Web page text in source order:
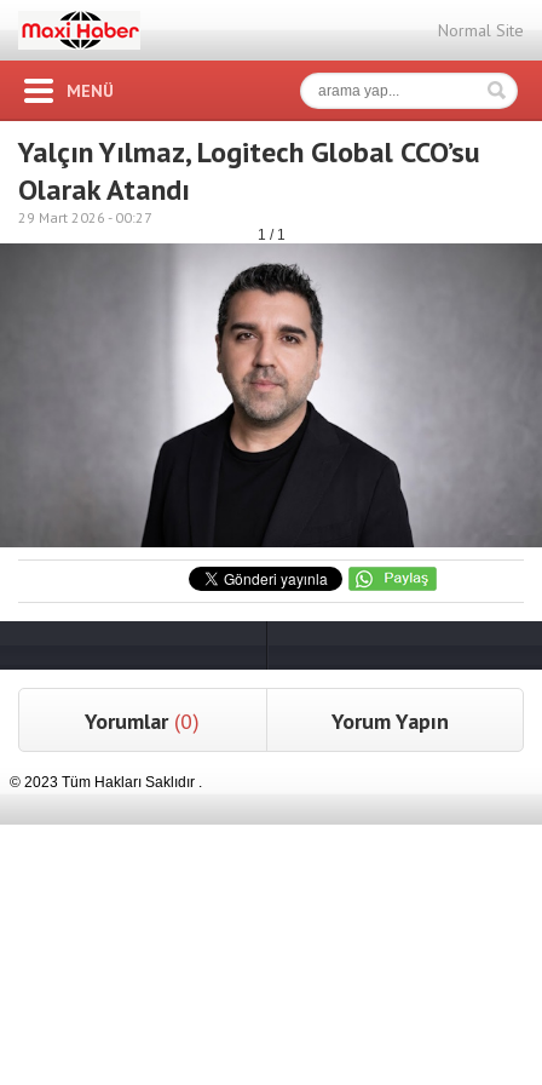
Normal Site
MENÜ
Yalçın Yılmaz, Logitech Global CCO’su
Olarak Atandı
29 Mart 2026 - 00:27
1 / 1
Yorumlar (0) Yorum Yapın
© 2023 Tüm Hakları Saklıdır .